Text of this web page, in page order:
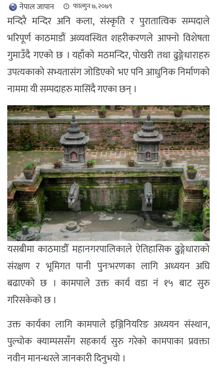
नेपाल जापान फाल्गुन ७, २०७९
मन्दिरै मन्दिर अनि कला, संस्कृति र पुरातात्विक सम्पदाले
भरिपूर्ण काठमाडौं अव्यवस्थित शहरीकरणले आफ्नो विशेषता
गुमाउँदै गएको छ । यहाँको मठमन्दिर, पोखरी तथा ढुङ्गेधाराहरु
उपत्यकाको सभ्यतासंग जोडिएको भए पनि आधुनिक निर्माणको
नाममा यी सम्पदाहरु मासिंदै गएका छन् ।
यसबीमा काठमाडौँ महानगरपालिकाले ऐतिहासिक ढुङ्गेधाराको
संरक्षण र भूमिगत पानी पुनःभरणका लागि अध्ययन अघि
बढाएको छ । कामपाले उक्त कार्य वडा नं १५ बाट सुरु
गरिसकेको छ ।
उक्त कार्यका लागि कामपाले इञ्जिनियरिङ अध्ययन संस्थान,
पुल्चोक क्याम्पससँग सहकार्य सुरु गरेको कामपाका प्रवक्ता
नवीन मानन्धरले जानकारी दिनुभयो ।